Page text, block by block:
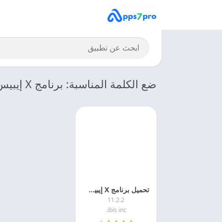
ضع الكلمة المناسبة: برنامج X إيبيس باينت
تحميل برنامج X إيبيس باينت 2025 Ibis Paint X APK مجانا
11.2.2
ibis inc.